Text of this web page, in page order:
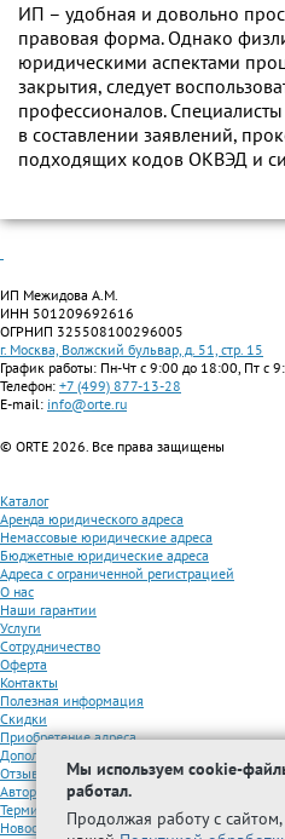
ИП – удобная и довольно
правовая форма. Однако
юридическими аспектами
закрытия, следует
профессионалов.
в составлении заявлений,
подходящих кодов ОКВЭД и
ИП Межидова А.М.
ИНН 501209692616
ОГРНИП 325508100296005
г. Москва, Волжский бульвар, д. 51, стр. 15
График работы: Пн-Чт с 9:00 до 18:00, Пт с
Телефон: +7 (499) 877-13-28
E-mail: info@orte.ru
© ORTE 2026. Все права защищены
Каталог
Аренда юридического адреса
Немассовые юридические адреса
Бюджетные юридические адреса
Адреса с ограниченной регистрацией
О нас
Наши гарантии
Услуги
Сотрудничество
Оферта
Контакты
Полезная информация
Скидки
Приобретение адреса
Дополнительные услуги
Отзывы
Авторизованные партнеры
Термины
Новости
Мы используем cookie-
работал.
Продолжая работу с сайтом,